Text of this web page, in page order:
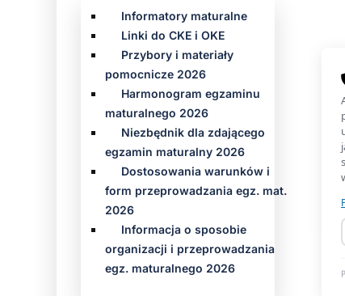
Informatory maturalne
Linki do CKE i OKE
Przybory i materiały
pomocnicze 2026
Harmonogram egzaminu
maturalnego 2026
Niezbędnik dla zdającego
egzamin maturalny 2026
Dostosowania warunków i
form przeprowadzania egz. mat.
2026
Informacja o sposobie
organizacji i przeprowadzania
egz. maturalnego 2026